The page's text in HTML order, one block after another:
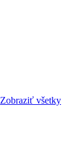
Zobraziť všetky